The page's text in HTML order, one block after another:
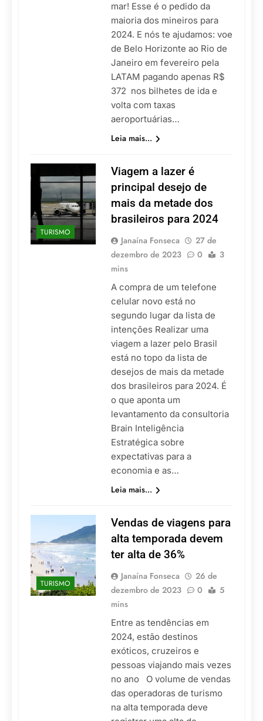
mar! Esse é o pedido da
maioria dos mineiros para
2024. E nós te ajudamos: voe
de Belo Horizonte ao Rio de
Janeiro em fevereiro pela
LATAM pagando apenas R$
372 nos bilhetes de ida e
volta com taxas
aeroportuárias…
Leia mais...
TURISMO
Viagem a lazer é
principal desejo de
mais da metade dos
brasileiros para 2024
Janaína Fonseca
27 de
dezembro de 2023
0
3
mins
A compra de um telefone
celular novo está no
segundo lugar da lista de
intenções Realizar uma
viagem a lazer pelo Brasil
está no topo da lista de
desejos de mais da metade
dos brasileiros para 2024. É
o que aponta um
levantamento da consultoria
Brain Inteligência
Estratégica sobre
expectativas para a
economia e as…
Leia mais...
TURISMO
Vendas de viagens para
alta temporada devem
ter alta de 36%
Janaína Fonseca
26 de
dezembro de 2023
0
5
mins
Entre as tendências em
2024, estão destinos
exóticos, cruzeiros e
pessoas viajando mais vezes
no ano O volume de vendas
das operadoras de turismo
na alta temporada deve